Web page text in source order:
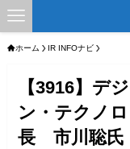
ホーム IR INFOナビ
【3916】デ
ン・テクノ
長 市川聡氏